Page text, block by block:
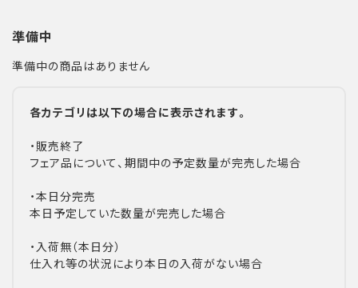
準備中
準備中の商品はありません
各カテゴリは以下の場合に表示されます。
・販売終了
フェア品について、期間中の予定数量が完売した場合
・本日分完売
本日予定していた数量が完売した場合
・入荷無（本日分）
仕入れ等の状況により本日の入荷がない場合